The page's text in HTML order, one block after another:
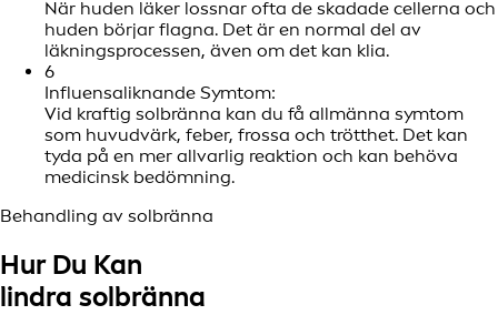
När huden läker lossnar ofta de skadade cellerna och
huden börjar flagna. Det är en normal del av
läkningsprocessen, även om det kan klia.
6
Influensaliknande Symtom:
Vid kraftig solbränna kan du få allmänna symtom
som huvudvärk, feber, frossa och trötthet. Det kan
tyda på en mer allvarlig reaktion och kan behöva
medicinsk bedömning.
Behandling av solbränna
Hur Du Kan
lindra solbränna